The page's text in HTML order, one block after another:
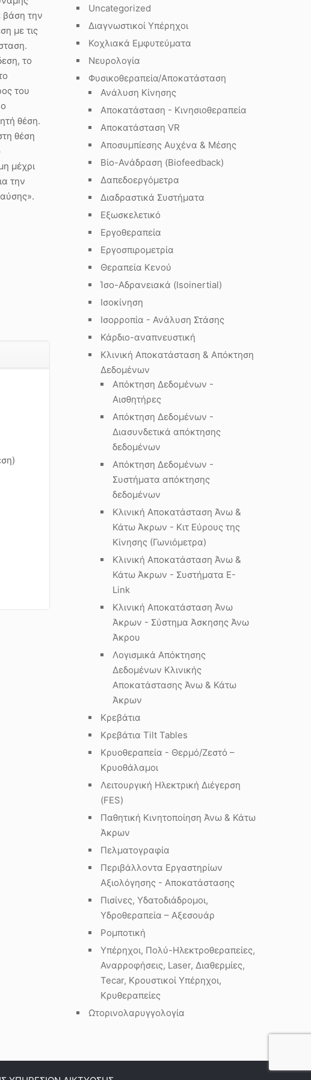
την
με τις
το
του
θέση.
θέση
μέχρι
την
Uncategorized
Διαγνωστικοί Υπέρηχοι
Κοχλιακά Εμφυτεύματα
Νευρολογία
Φυσικοθεραπεία/Αποκατάσταση
Ανάλυση Κίνησης
Αποκατάσταση - Κινησιοθεραπεία
Αποκατάσταση VR
Αποσυμπίεσης Αυχένα & Μέσης
Βίο-Ανάδραση (Biofeedback)
Δαπεδοεργόμετρα
Διαδραστικά Συστήματα
Εξωσκελετικό
Εργοθεραπεία
Εργοσπιρομετρία
Θεραπεία Κενού
Ίσο-Αδρανειακά (Isoinertial)
Ισοκίνηση
Ισορροπία - Ανάλυση Στάσης
Κάρδιο-αναπνευστική
Κλινική Αποκατάσταση & Απόκτηση
Δεδομένων
Απόκτηση Δεδομένων -
Αισθητήρες
Απόκτηση Δεδομένων -
Διασυνδετικά απόκτησης
δεδομένων
Απόκτηση Δεδομένων -
Συστήματα απόκτησης
δεδομένων
Κλινική Αποκατάσταση Άνω &
Κάτω Άκρων - Κιτ Εύρους της
Κίνησης (Γωνιόμετρα)
Κλινική Αποκατάσταση Άνω &
Κάτω Άκρων - Συστήματα E-
Link
Κλινική Αποκατάσταση Άνω
Άκρων - Σύστημα Άσκησης Άνω
Άκρου
Λογισμικά Απόκτησης
Δεδομένων Κλινικής
Αποκατάστασης Άνω & Κάτω
Άκρων
Κρεβάτια
Κρεβάτια Tilt Tables
Κρυοθεραπεία - Θερμό/Ζεστό –
Κρυοθάλαμοι
Λειτουργική Ηλεκτρική Διέγερση
(FES)
Παθητική Κινητοποίηση Άνω & Κάτω
Άκρων
Πελματογραφία
Περιβάλλοντα Εργαστηρίων
Αξιολόγησης - Αποκατάστασης
Πισίνες, Υδατοδιάδρομοι,
Υδροθεραπεία – Αξεσουάρ
Ρομποτική
Υπέρηχοι, Πολύ-Ηλεκτροθεραπείες,
Αναρροφήσεις, Laser, Διαθερμίες,
Tecar, Κρουστικοί Υπέρηχοι,
Κρυθεραπείες
Ωτορινολαρυγγολογία